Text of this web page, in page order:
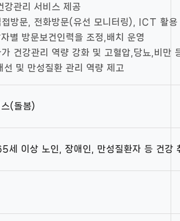
관리 서비스 제공
방문, 전화방문(유선 모니터링), ICT 활용
별 방문보건인력을 조정,배치 운영
건강관리 역량 강화 및 고혈압,당뇨,비만
선 및 만성질환 관리 역량 제고
(돌봄)
세 이상 노인, 장애인, 만성질환자 등 건강